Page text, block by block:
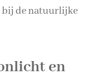
bij de natuurlijke
en